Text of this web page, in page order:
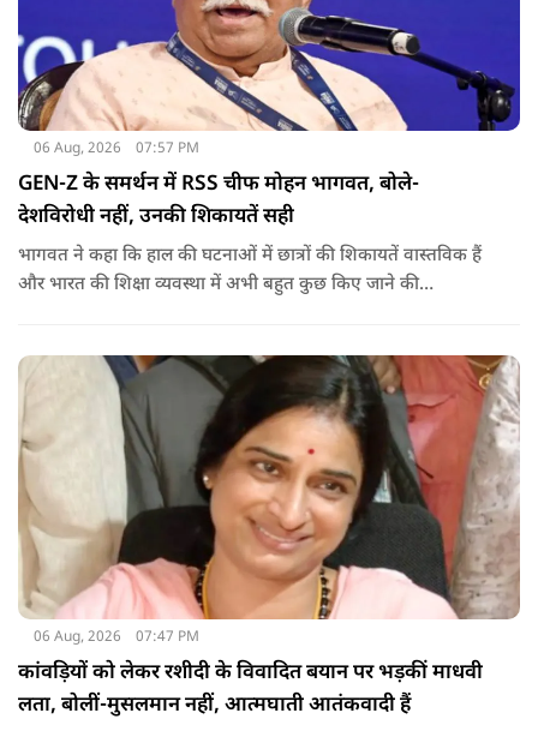
06 Aug, 2026 07:57 PM
GEN-Z के समर्थन में RSS चीफ मोहन भागवत, बोले-
देशविरोधी नहीं, उनकी शिकायतें सही
भागवत ने कहा कि हाल की घटनाओं में छात्रों की शिकायतें वास्तविक हैं
और भारत की शिक्षा व्यवस्था में अभी बहुत कुछ किए जाने की
06 Aug, 2026 07:47 PM
कांवड़ियों को लेकर रशीदी के विवादित बयान पर भड़कीं माधवी
लता, बोलीं-मुसलमान नहीं, आत्मघाती आतंकवादी हैं